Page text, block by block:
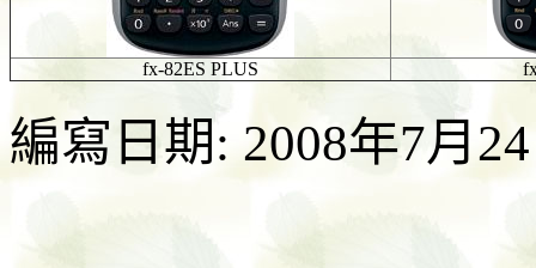
fx-82ES PLUS
編寫日期: 2008年7月